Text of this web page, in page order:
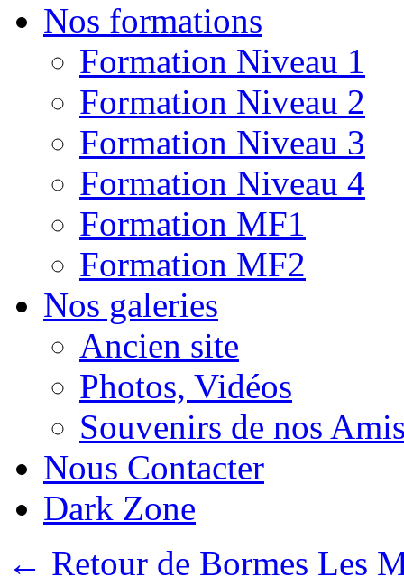
Nos formations
Formation Niveau 1
Formation Niveau 2
Formation Niveau 3
Formation Niveau 4
Formation MF1
Formation MF2
Nos galeries
Ancien site
Photos, Vidéos
Souvenirs de nos
Nous Contacter
Dark Zone
← Retour de Bormes Les